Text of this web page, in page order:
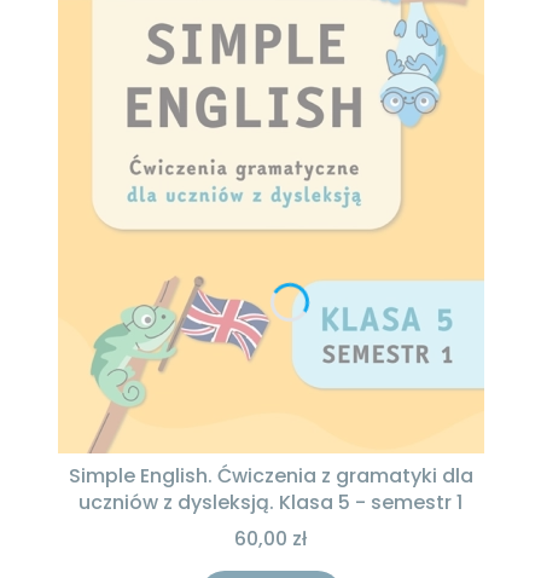
Simple English. Ćwiczenia z gramatyki dla
uczniów z dysleksją. Klasa 5 - semestr 1
60,00 zł